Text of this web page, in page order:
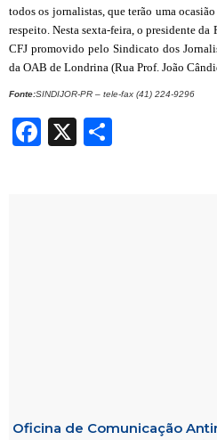
todos os jornalistas, que terão uma
respeito. Nesta sexta-feira, o presidente da
CFJ promovido pelo Sindicato dos
da OAB de Londrina (Rua Prof. João Câ
Fonte:SINDIJOR-PR – tele-fax (41) 224-9296
Facebook
X
Oficina de Comunicação